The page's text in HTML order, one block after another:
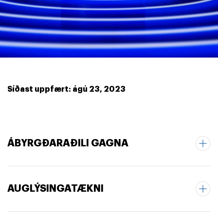
Síðast uppfært: ágú 23, 2023
ÁBYRGÐARAÐILI GAGNA
AUGLÝSINGATÆKNI